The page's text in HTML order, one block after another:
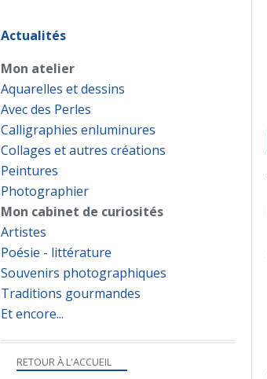
RETOUR À L'ACCUEIL
Actualités
Mon atelier
Aquarelles et dessins
Avec des Perles
Calligraphies enluminures
Collages et autres créations
Peintures
Photographier
Mon cabinet de curiosités
Artistes
Poésie - littérature
Souvenirs photographiques
Traditions gourmandes
Et encore...